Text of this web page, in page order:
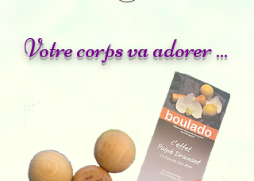
Votre corps va adorer ...